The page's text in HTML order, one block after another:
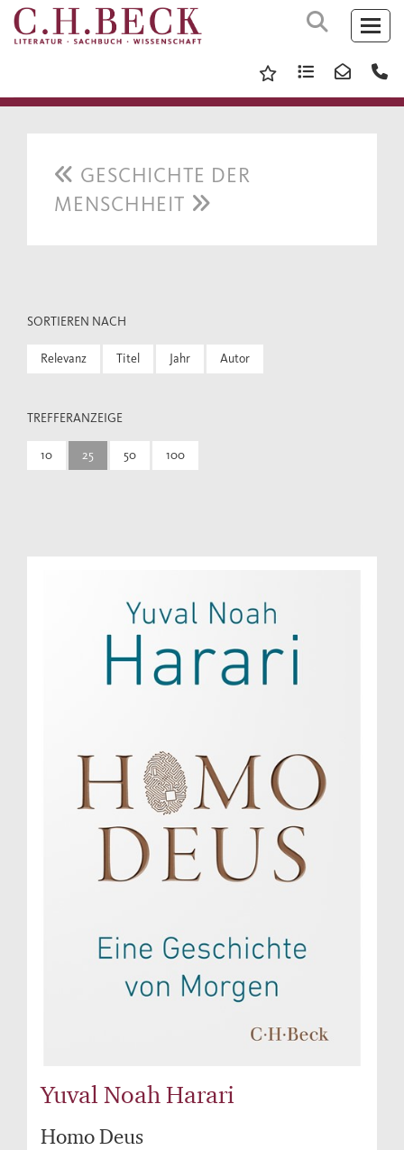
GESCHICHTE DER
MENSCHHEIT
SORTIEREN NACH
Relevanz Titel Jahr Autor
TREFFERANZEIGE
10 25 50 100
Yuval Noah Harari
Homo Deus